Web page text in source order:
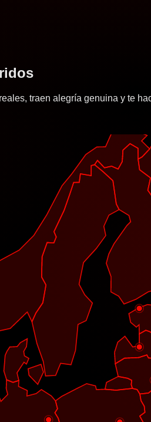
traen alegría genuina y te